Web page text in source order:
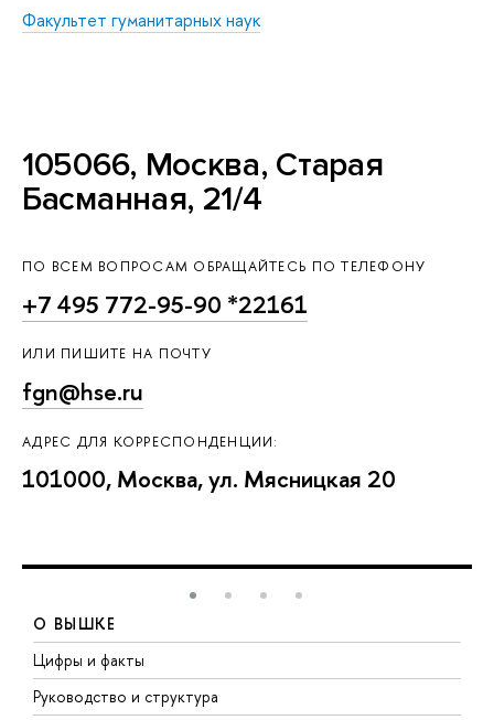
Факультет гуманитарных наук
105066, Москва, Старая
Басманная, 21/4
ПО ВСЕМ ВОПРОСАМ ОБРАЩАЙТЕСЬ ПО ТЕЛЕФОНУ
+7 495 772-95-90 *22161
ИЛИ ПИШИТЕ НА ПОЧТУ
fgn@hse.ru
АДРЕС ДЛЯ КОРРЕСПОНДЕНЦИИ:
101000, Москва, ул. Мясницкая 20
О ВЫШКЕ
Цифры и факты
Руководство и структура